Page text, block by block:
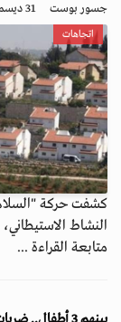
جسور بوست 31 ديسمبر 2025 - 21:03
اتجاهات
كشفت حركة "السلام
النشاط الاستيطاني،
متابعة القراءة ...